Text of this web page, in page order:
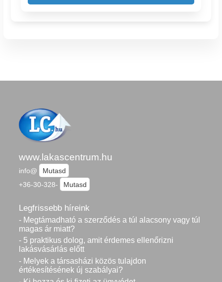
www.lakascentrum.hu
info@
Mutasd
+36-30-328-
Mutasd
Legfrissebb híreink
- Megtámadható a szerződés a túl alacsony vagy túl
magas ár miatt?
- 5 praktikus dolog, amit érdemes ellenőrizni
lakásvásárlás előtt
- Melyek a társasházi közös tulajdon
értékesítésének új szabályai?